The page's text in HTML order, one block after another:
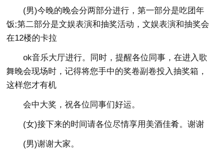
(男)今晚的晚会分两部分进行，第一部分是吃团年
饭;第二部分是文娱表演和抽奖活动，文娱表演和抽奖会
在12楼的卡拉
ok音乐大厅进行。同时，提醒各位同事，在进入歌
舞晚会现场时，记得将您手中的奖卷副卷投入抽奖箱，
这样您才有机
会中大奖，祝各位同事们好运。
(女)接下来的时间请各位尽情享用美酒佳肴。谢谢
(男)谢谢大家。